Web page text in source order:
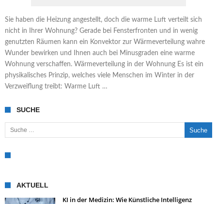
Sie haben die Heizung angestellt, doch die warme Luft verteilt sich
nicht in Ihrer Wohnung? Gerade bei Fensterfronten und in wenig
genutzten Räumen kann ein Konvektor zur Wärmeverteilung wahre
Wunder bewirken und Ihnen auch bei Minusgraden eine warme
Wohnung verschaffen. Wärmeverteilung in der Wohnung Es ist ein
physikalisches Prinzip, welches viele Menschen im Winter in der
Verzweiflung treibt: Warme Luft …
SUCHE
Suche nach:
AKTUELL
KI in der Medizin: Wie Künstliche Intelligenz